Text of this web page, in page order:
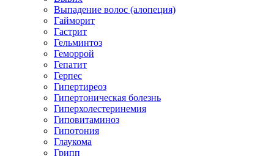
Выпадение волос (алопеция)
Гайморит
Гастрит
Гельминтоз
Геморрой
Гепатит
Герпес
Гипертиреоз
Гипертоническая болезнь
Гиперхолестеринемия
Гиповитаминоз
Гипотония
Глаукома
Грипп